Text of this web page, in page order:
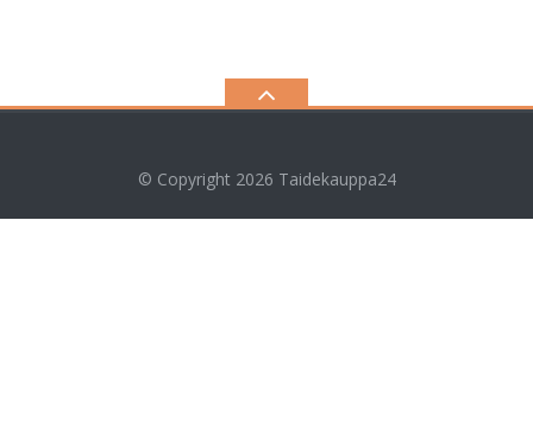
© Copyright 2026 Taidekauppa24